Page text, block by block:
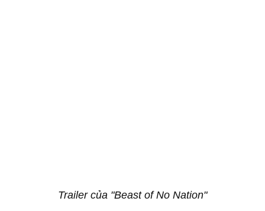
Trailer của "Beast of No Nation"